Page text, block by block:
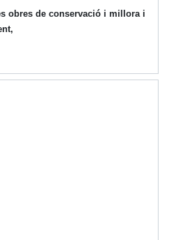
obres de conservació i millora i